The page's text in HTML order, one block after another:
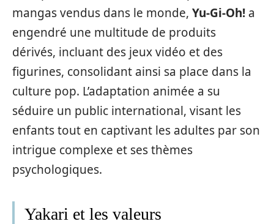
mangas vendus dans le monde, Yu-Gi-Oh! a
engendré une multitude de produits
dérivés, incluant des jeux vidéo et des
figurines, consolidant ainsi sa place dans la
culture pop. L’adaptation animée a su
séduire un public international, visant les
enfants tout en captivant les adultes par son
intrigue complexe et ses thèmes
psychologiques.
Yakari et les valeurs